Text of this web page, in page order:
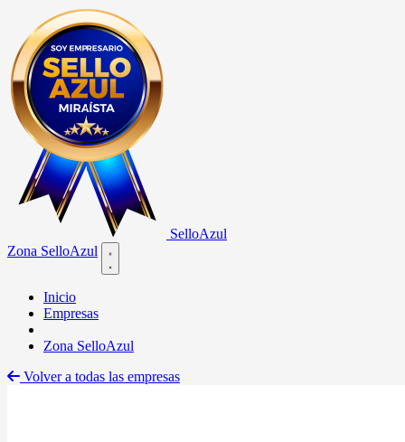
SelloAzul
Zona SelloAzul
Open main menu
Inicio
Empresas
Zona SelloAzul
Volver a todas las empresas